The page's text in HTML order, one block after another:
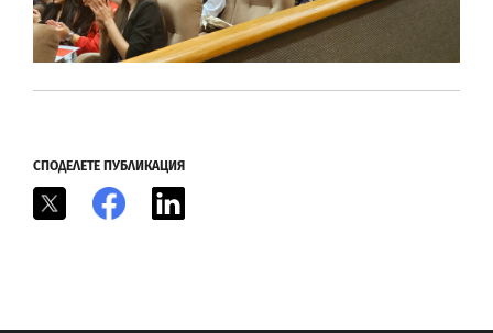
СПОДЕЛЕТЕ ПУБЛИКАЦИЯ
Facebook